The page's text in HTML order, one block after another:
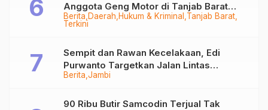
Berita Daerah Hukum & Kriminal Tanjab Barat
Terkini
Anggota Geng Motor di Tanjab Barat
Diringkus
Berita Jambi
Sempit dan Rawan Kecelakaan, Edi
Purwanto Targetkan Jalan Lintas
Tungkal-Jambi Mulus di 2028
90 Ribu Butir Samcodin Terjual Tak